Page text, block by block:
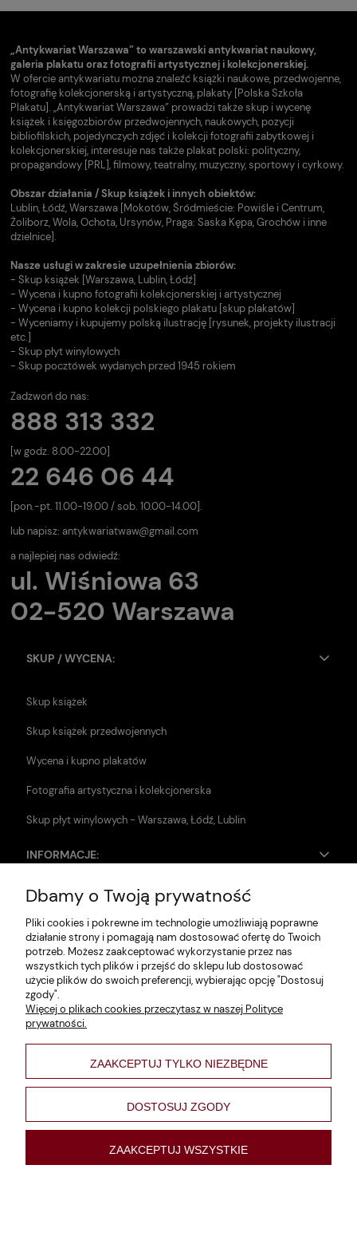
„Antykwariat Warszawa” to warszawski antykwariat naukowy,
galeria plakatu oraz fotografii artystycznej i kolekcjonerskiej.
W ofercie antykwariatu można znaleźć książki naukowe, przedwojenne,
fotografię kolekcjonerską i artystyczną, plakaty [Polska Szkoła
Plakatu]. „Antykwariat Warszawa” prowadzi także skup i wycenę
książek i księgozbiorów przedwojennych, naukowych, pozycji
bibliofilskich, pojedynczych zdjęć i kolekcji fotografii zabytkowej i
kolekcjonerskiej, interesuje nas także plakat polski: polityczny,
propagandowy [PRL], filmowy, teatralny, muzyczny, sportowy i cyrkowy.
Obszar działania / Skup książek i innych obiektów:
Lublin, Łódź, Warszawa [Mokotów, Śródmieście: Powiśle i Centrum,
Żoliborz, Wola, Ochota, Ursynów, Praga: Saska Kępa, Grochów i inne
dzielnice].
Nasze usługi w zakresie uzupełnienia zbiorów:
- Skup książek [Warszawa, Lublin, Łódź]
- Wycena i kupno fotografii kolekcjonerskiej i artystycznej
- Wycena i kupno kolekcji polskiego plakatu [skup plakatów]
- Wyceniamy i kupujemy polską ilustrację [rysunek, projekty ilustracji
etc.]
- Skup płyt winylowych
- Skup pocztówek wydanych przed 1945 rokiem
Zadzwoń do nas:
888 313 332
[w godz. 8.00-22.00]
22 646 06 44
[pon.-pt. 11.00-19.00 / sob. 10.00-14.00].
lub napisz: antykwariatwaw@gmail.com
a najlepiej nas odwiedź:
ul. Wiśniowa 63
02-520 Warszawa
SKUP / WYCENA:
Skup książek
Skup książek przedwojennych
Wycena i kupno plakatów
Fotografia artystyczna i kolekcjonerska
Skup płyt winylowych - Warszawa, Łódź, Lublin
INFORMACJE:
Zwroty i reklamacje
Dane firmy
Jak szukać?
Polityka prywatności
Regulamin
Poltyka cookies
varsaviana
Nowości
Dbamy o Twoją prywatność
Pliki cookies i pokrewne im technologie umożliwiają poprawne
działanie strony i pomagają nam dostosować ofertę do Twoich
potrzeb. Możesz zaakceptować wykorzystanie przez nas
wszystkich tych plików i przejść do sklepu lub dostosować
użycie plików do swoich preferencji, wybierając opcję "Dostosuj
zgody".
Więcej o plikach cookies przeczytasz w naszej Polityce
prywatności.
ZAAKCEPTUJ TYLKO NIEZBĘDNE
DOSTOSUJ ZGODY
ZAAKCEPTUJ WSZYSTKIE